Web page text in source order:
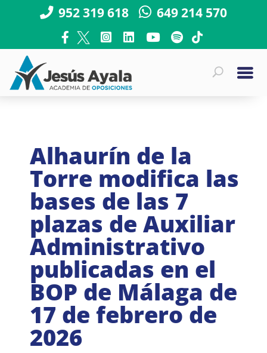
952 319 618 649 214 570
Alhaurín de la
Torre modifica las
bases de las 7
plazas de Auxiliar
Administrativo
publicadas en el
BOP de Málaga de
17 de febrero de
2026